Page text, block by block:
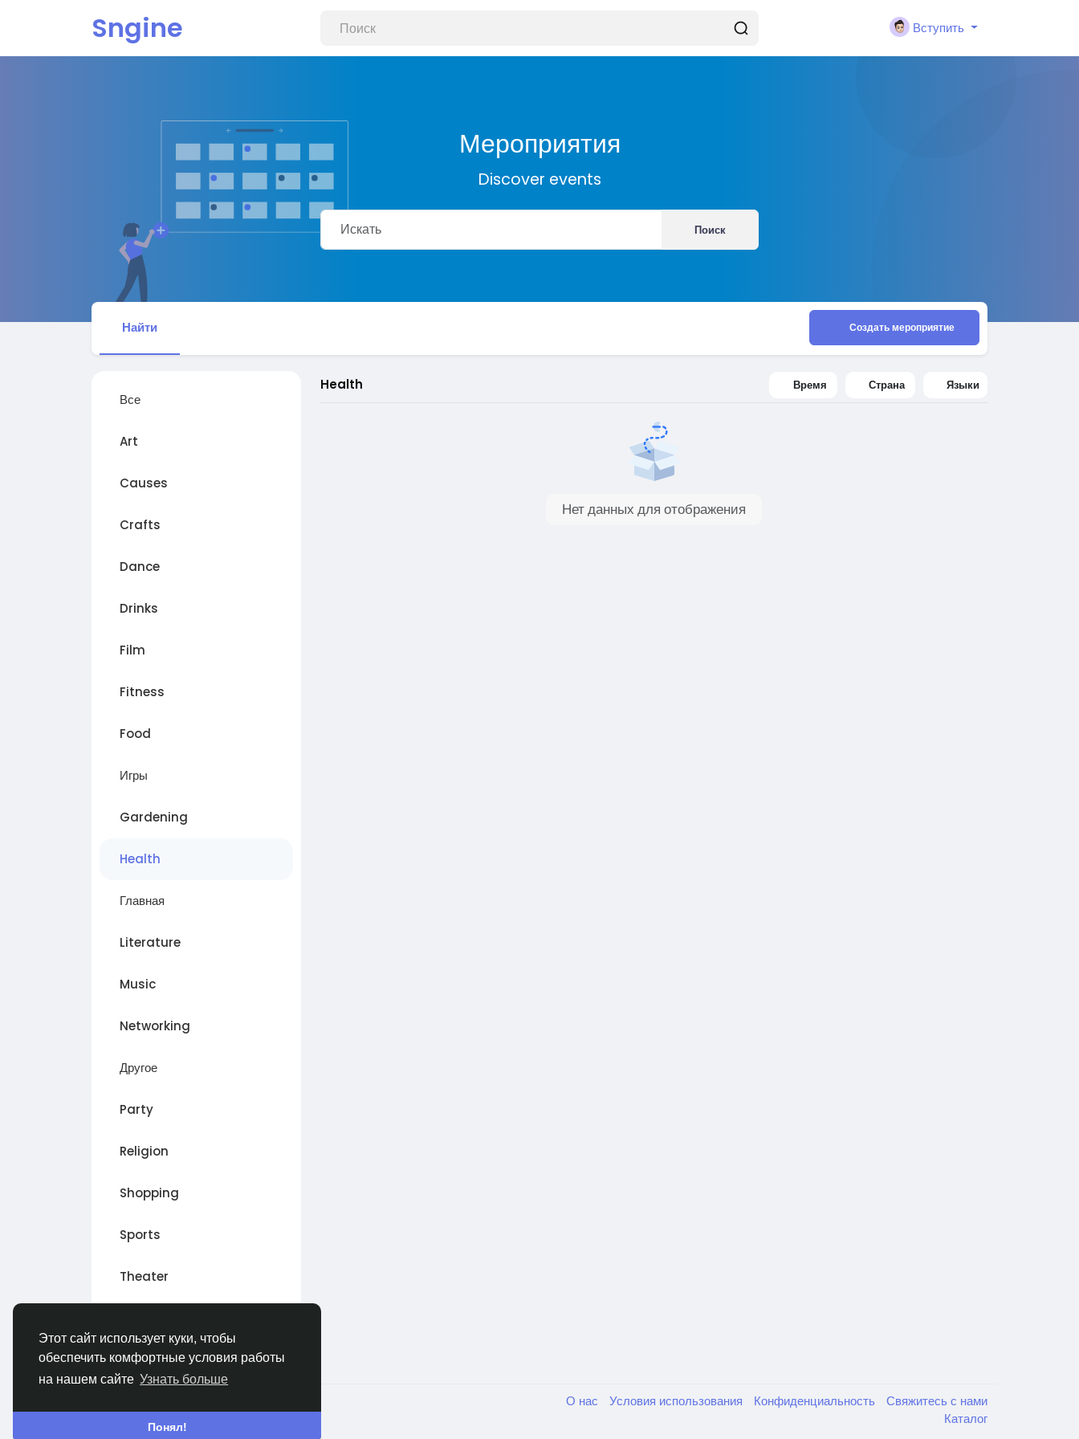
Этот сайт использует куки, чтобы
обеспечить комфортные условия работы
на нашем сайте Узнать больше
Понял!
Sngine Вступить
Мероприятия
Discover events
Поиск
Найти Создать мероприятие
Все
Art
Causes
Crafts
Dance
Drinks
Film
Fitness
Food
Игры
Gardening
Health
Главная
Literature
Music
Networking
Другое
Party
Religion
Shopping
Sports
Theater
Health Время Страна Языки
Нет данных для отображения
О нас Условия использования Конфиденциальность
Свяжитесь с нами
Каталог